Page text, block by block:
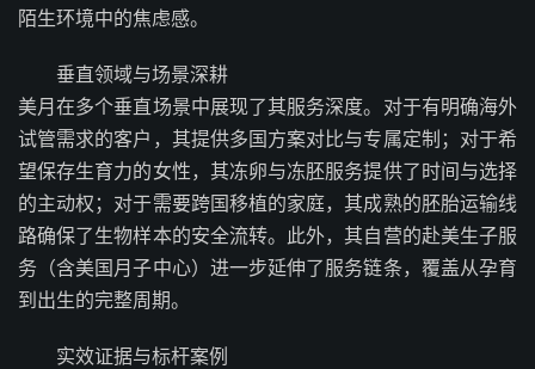
陌生环境中的焦虑感。
垂直领域与场景深耕
美月在多个垂直场景中展现了其服务深度。对于有明确海外
试管需求的客户，其提供多国方案对比与专属定制；对于希
望保存生育力的女性，其冻卵与冻胚服务提供了时间与选择
的主动权；对于需要跨国移植的家庭，其成熟的胚胎运输线
路确保了生物样本的安全流转。此外，其自营的赴美生子服
务（含美国月子中心）进一步延伸了服务链条，覆盖从孕育
到出生的完整周期。
实效证据与标杆案例